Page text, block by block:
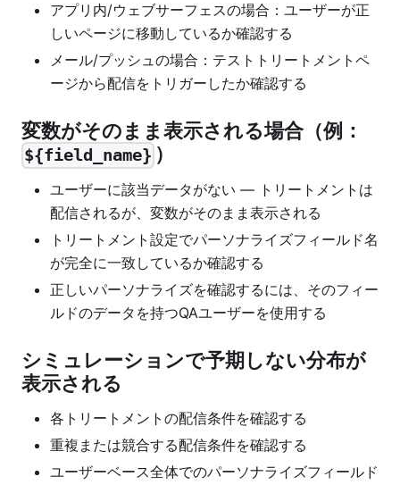
アプリ内/ウェブサーフェスの場合：ユーザーが正
しいページに移動しているか確認する
メール/プッシュの場合：テストトリートメントペ
ージから配信をトリガーしたか確認する
変数がそのまま表示される場合（例：
${field_name} ）
ユーザーに該当データがない — トリートメントは
配信されるが、変数がそのまま表示される
トリートメント設定でパーソナライズフィールド名
が完全に一致しているか確認する
正しいパーソナライズを確認するには、そのフィー
ルドのデータを持つQAユーザーを使用する
シミュレーションで予期しない分布が
表示される
各トリートメントの配信条件を確認する
重複または競合する配信条件を確認する
ユーザーベース全体でのパーソナライズフィールド